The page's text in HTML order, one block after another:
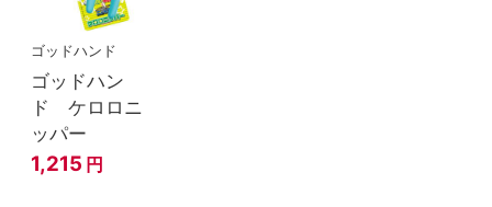
ゴッドハンド
ゴッドハン
ド ケロロニ
ッパー
1,215 円